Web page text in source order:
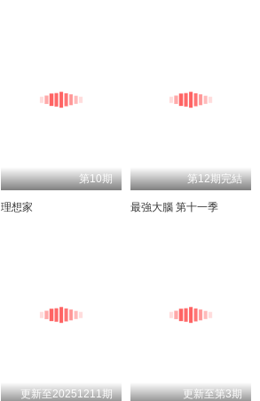
第10期
理想家
第12期完結
最強大腦 第十一季
更新至20251211期 更新至第3期